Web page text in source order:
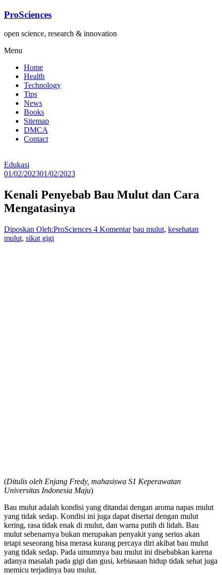
Lompat
konten
ProSciences
open science, research & innovation
Menu
Home
Health
Technology
Tips
News
Books
Sitemap
DMCA
Contact
Edukasi
01/02/202301/02/2023
Kenali Penyebab Bau Mulut dan Cara
Mengatasinya
Diposkan Oleh:ProSciences 4 Komentar bau mulut, kesehatan
mulut, sikat gigi
(Ditulis oleh Enjang Fredy, mahasiswa S1 Keperawatan
Universitas Indonesia Maju)
Bau mulut adalah kondisi yang ditandai dengan aroma napas mulut
yang tidak sedap. Kondisi ini juga dapat disertai dengan mulut
kering, rasa tidak enak di mulut, dan warna putih di lidah. Bau
mulut sebenarnya bukan merupakan penyakit yang serius akan
tetapi seseorang bisa merasa kurang percaya diri akibat bau mulut
yang tidak sedap. Pada umumnya bau mulut ini disebabkan karena
adanya masalah pada gigi dan gusi, kebiasaan hidup tidak sehat juga
memicu terjadinya bau mulut.